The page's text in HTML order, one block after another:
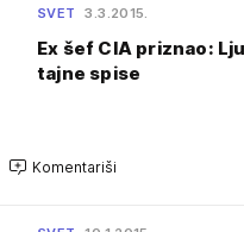
SVET 3.3.2015.
Ex šef CIA priznao:
tajne spise
Komentariši